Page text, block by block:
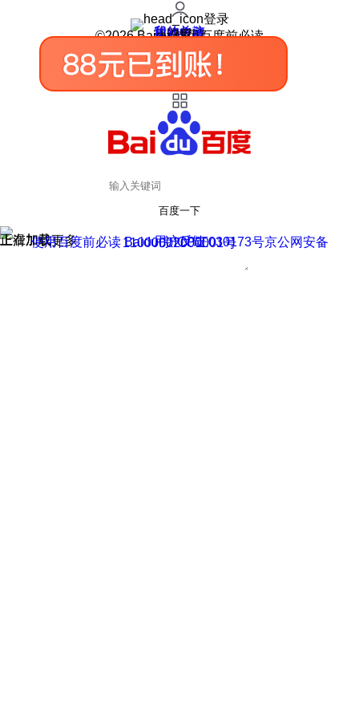
登录
我的关注
我的收藏
皮肤中心
用户反馈
设置
©2026 Baidu 使用百度前必读
百度一下
正在加载
上滑加载更多 用户反馈
使用百度前必读 Baidu 京ICP证030173号
京公网安备11000002000001号